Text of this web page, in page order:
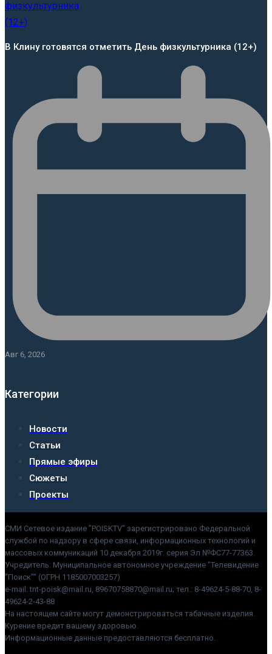
В Клину готовятся отметить День физкультурника (12+)
Авг 6, 2026
Категории
Новости
Статьи
Прямые эфиры
Сюжеты
Проекты
СМИ Сетевое издание "POISKTV" зарегистрировано Федеральной
службой по надзору в сфере связи, информационных технологий и
массовых коммуникаций 10 декабря 2019г. серия Эл №ФС77-77363.
Учредитель: Муниципальное автономное учреждение "Телевидение
"Поиск"" (ОГРН 1185007003257)
e-mail: tnt-poisk@mail.ru, 89670758870@mail.ru; тел.: 8-49624-5-88-70, 8-
49624-2-43-88
На настоящем сайте могут демонстрироваться табачные изделия.
Курение вредит вашему здоровью.
Информационные данные предоставляются бесплатно.